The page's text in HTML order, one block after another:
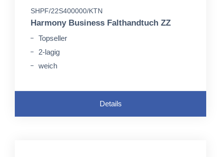
SHPF/22S400000/KTN
Harmony Business Falthandtuch ZZ
Topseller
2-lagig
weich
Details